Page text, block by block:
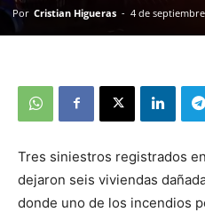
Por Cristian Higueras - 4 de
Tres siniestros registrados
dejaron seis viviendas
donde uno de los incendios